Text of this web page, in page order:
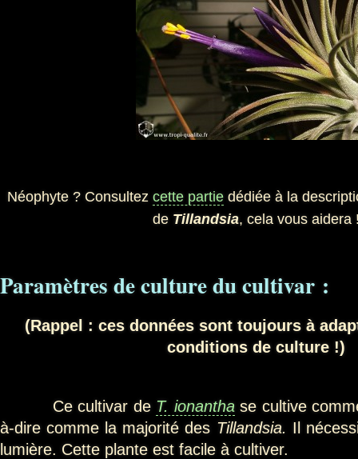
Néophyte ? Consultez cette partiedédiée à la
de Tillandsia, cela vous aidera
Paramètres de culture du cultivar :
(Rappel : ces données sont toujours à
conditions de culture !)
Ce cultivar de T. ionantha se cultive
à-dire comme la majorité des Tillandsia. Il
lumière. Cette plante est facile à cultiver.